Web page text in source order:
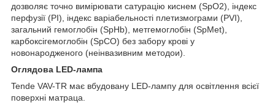
дозволяє точно вимірювати сатурацію киснем (SpO2), індекс
перфузії (PI), індекс варіабельності плетизмограми (PVI),
загальний гемоглобін (SpHb), метгемоглобін (SpMet),
карбоксігемоглобін (SpCO) без забору крові у
новонародженого (неінвазивним методои).
Оглядова LED-лампа
Tende VAV-TR має вбудовану LED-лампу для освітлення всієї
поверхні матраца.